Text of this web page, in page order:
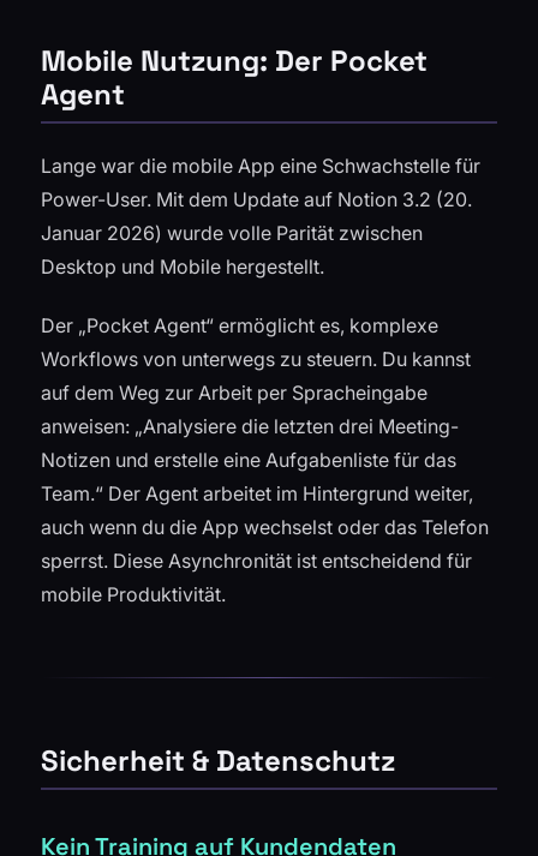
Mobile Nutzung: Der Pocket
Agent
Lange war die mobile App eine Schwachstelle für
Power-User. Mit dem Update auf Notion 3.2 (20.
Januar 2026) wurde volle Parität zwischen
Desktop und Mobile hergestellt.
Der „Pocket Agent“ ermöglicht es, komplexe
Workflows von unterwegs zu steuern. Du kannst
auf dem Weg zur Arbeit per Spracheingabe
anweisen: „Analysiere die letzten drei Meeting-
Notizen und erstelle eine Aufgabenliste für das
Team.“ Der Agent arbeitet im Hintergrund weiter,
auch wenn du die App wechselst oder das Telefon
sperrst. Diese Asynchronität ist entscheidend für
mobile Produktivität.
Sicherheit & Datenschutz
Kein Training auf Kundendaten